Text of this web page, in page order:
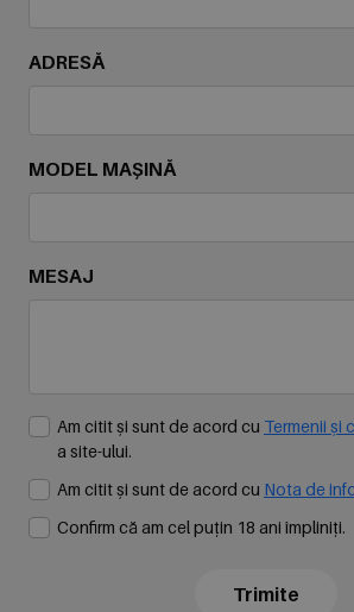
ADRESĂ
MODEL MAȘINĂ
MESAJ
Am citit și sunt de acord cu Termenii și
a site-ului.
Am citit și sunt de acord cu Nota de
Confirm că am cel puțin 18 ani împliniți.
Trimite